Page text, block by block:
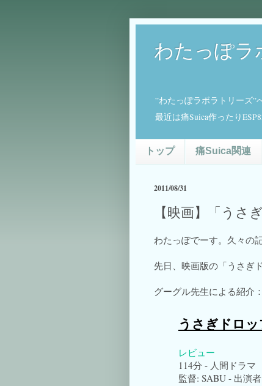
わたっぽラ
”わたっぽラボラトリーズ”
最近は痛Suica作ったり
トップ 痛Suica関連
2011/08/31
【映画】「うさ
わたっぽでーす。久々の記
先日、映画版の「うさぎ
グーグル先生による紹介：
うさぎドロ
レビュー
‎114分‎‎ - 人間ドラマ‎
監督: SABU - 出演